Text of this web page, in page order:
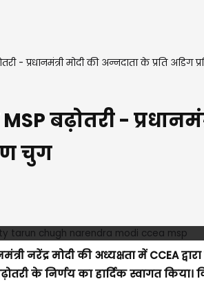
- प्रधानमंत्री मोदी की अन्नदाता के प्रति अडिग
बढ़ोतरी -
चुग
नरेंद्र मोदी की अध्यक्षता में CCEA
के निर्णय का हार्दिक स्वागत किया।